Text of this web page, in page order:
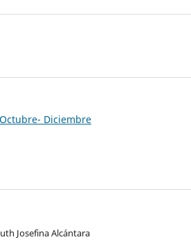
Diciembre
Josefina Alcántara